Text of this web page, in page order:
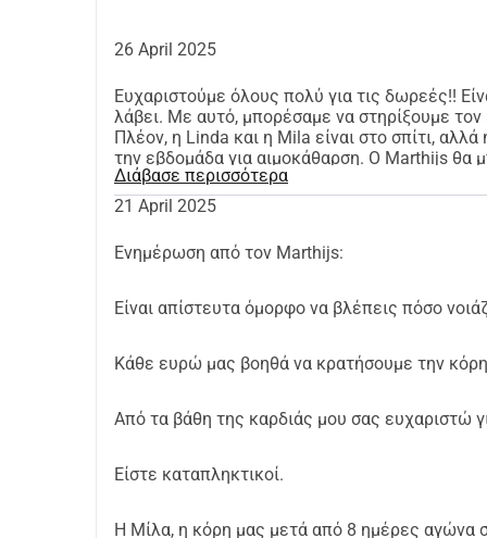
26 April 2025
Ευχαριστούμε όλους πολύ για τις δωρεές!!
λάβει. Με αυτό, μπορέσαμε να στηρίξουμε
Πλέον, η Linda και η Mila είναι στο σπίτι,
την εβδομάδα για αιμοκάθαρση. Ο Marthijs θα
μοτοσικλέτας του, γεγονός που θα φέρει και
συνεχίσει να βελτιώνεται. Με αυτό
Διάβασε περισσότερα
21 April 2025
Ενημέρωση από τον Marthijs:
Είναι απίστευτα όμορφο να βλέπεις πόσο
Κάθε ευρώ μας βοηθά να κρατήσουμε την
Από τα βάθη της καρδιάς μου σας ευχαριστώ
Είστε καταπληκτικοί.
Η Μίλα, η κόρη μας μετά από 8 ημέρες αγώνα